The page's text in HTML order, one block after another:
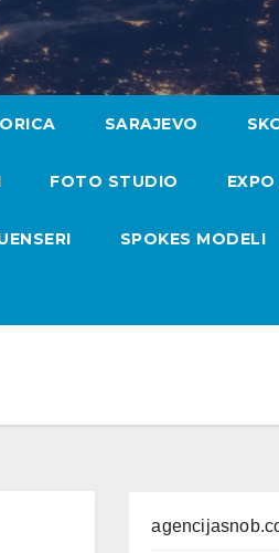
SARAJEVO
FOTO STUDIO
SPOKES MODELI